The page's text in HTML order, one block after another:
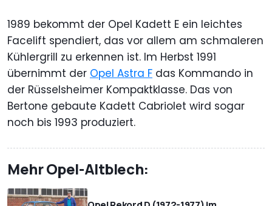
1989 bekommt der Opel Kadett E ein leichtes
Facelift spendiert, das vor allem am schmaleren
Kühlergrill zu erkennen ist. Im Herbst 1991
übernimmt der Opel Astra F das Kommando in
der Rüsselsheimer Kompaktklasse. Das von
Bertone gebaute Kadett Cabriolet wird sogar
noch bis 1993 produziert.
Mehr Opel-Altblech: